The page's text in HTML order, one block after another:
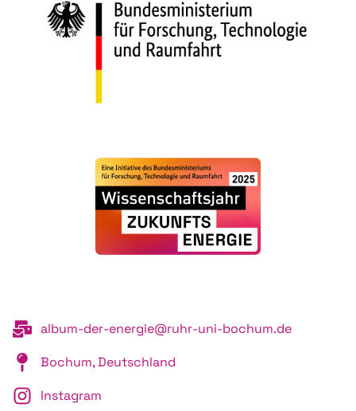
album-der-energie@ruhr-uni-bochum.de
Bochum, Deutschland
Instagram